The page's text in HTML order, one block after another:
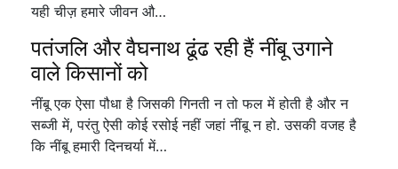
यही चीज़ हमारे जीवन औ…
पतंजलि और वैघनाथ ढूंढ रही हैं नींबू उगाने
वाले किसानों को
नींबू एक ऐसा पौधा है जिसकी गिनती न तो फल में होती है और न
सब्जी में, परंतु ऐसी कोई रसोई नहीं जहां नींबू न हो. उसकी वजह है
कि नींबू हमारी दिनचर्या में…